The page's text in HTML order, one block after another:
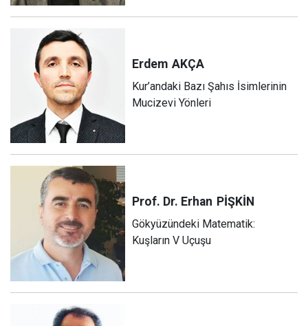
Erdem AKÇA
Kur’andaki Bazı Şahıs İsimlerinin
Mucizevi Yönleri
Prof. Dr. Erhan PİŞKİN
Gökyüzündeki Matematik:
Kuşların V Uçuşu